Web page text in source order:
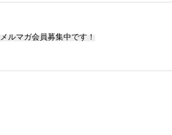
メルマガ会員募集中です！